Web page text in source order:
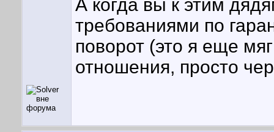
А когда вы к этим
требованиями по
поворот (это я еще
отношения, просто